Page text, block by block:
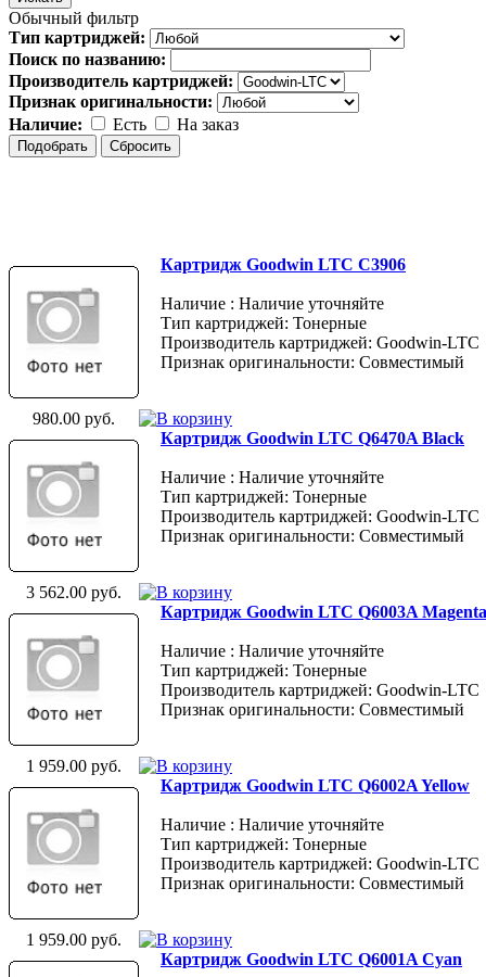
Обычный фильтр
Тип картриджей:
Поиск по названию:
Производитель картриджей:
Признак оригинальности:
Наличие:
Есть На заказ
Картридж Goodwin LTC С3906
Наличие : Наличие уточняйте
Тип картриджей: Тонерные
Производитель картриджей: Goodwin-LTC
Признак оригинальности: Совместимый
980.00 руб.
Картридж Goodwin LTC Q6470A Black
Наличие : Наличие уточняйте
Тип картриджей: Тонерные
Производитель картриджей: Goodwin-LTC
Признак оригинальности: Совместимый
3 562.00 руб.
Картридж Goodwin LTC Q6003A Magenta
Наличие : Наличие уточняйте
Тип картриджей: Тонерные
Производитель картриджей: Goodwin-LTC
Признак оригинальности: Совместимый
1 959.00 руб.
Картридж Goodwin LTC Q6002A Yellow
Наличие : Наличие уточняйте
Тип картриджей: Тонерные
Производитель картриджей: Goodwin-LTC
Признак оригинальности: Совместимый
1 959.00 руб.
Картридж Goodwin LTC Q6001A Cyan